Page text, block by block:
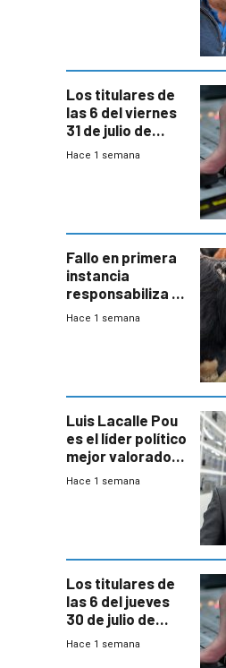
Los titulares de
las 6 del viernes
31 de julio de
2026
Hace 1 semana
Fallo en primera
instancia
responsabiliza al
Estado por falta
Hace 1 semana
Luis Lacalle Pou
es el líder político
mejor valorado
del país, según
Hace 1 semana
Los titulares de
las 6 del jueves
30 de julio de
2026
Hace 1 semana